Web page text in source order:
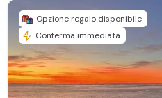
Opzione regalo disponibile
Conferma immediata